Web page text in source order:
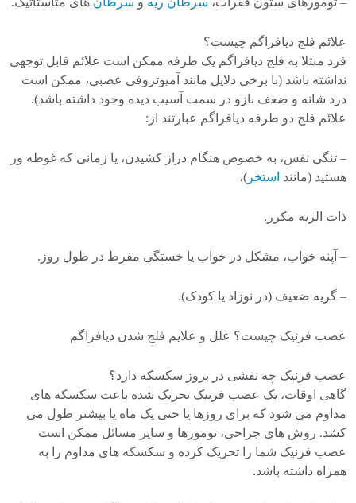
علائم فلج دیافراگم چیست؟
فرد مبتلا به فلج دیافراگم یک طرفه ممکن است علائم قابل توجهی
نداشته باشد (با برخی دلایل مانند آمیوتروفی عصبی، ممکن است
درد شانه و ضعف بازو در سمت آسیب دیده وجود داشته باشد).
علائم فلج دو طرفه دیافراگم عبارتند از:
– تنگی نفس، به خصوص هنگام دراز کشیدن، یا زمانی که غوطه ور
هستید (مانند استخر )،
ذات الریه مکرر.
– آپنه خواب، مشکل در خواب یا خستگی مفرط در طول روز.
– گریه ضعیف (در نوزاد یا کودک).
عصب فرنیک چیست؟ علل و علایم فلج شدن دیافراگم
عصب فرنیک چه نقشی در بروز سکسکه دارد؟
گاهی اوقات، یک عصب فرنیک تحریک شده باعث سکسکه های
مداوم می شود که برای روزها یا حتی یک ماه یا بیشتر طول می
کشد. روش های جراحی، تومورها و سایر مسائل ممکن است
عصب فرنیک شما را تحریک کرده و سکسکه های مداوم را به
همراه داشته باشد.